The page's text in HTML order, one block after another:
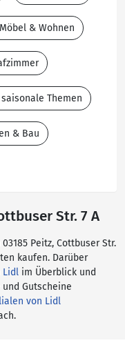
& Wohnen
Themen
& Bau
Str. 7 A
Peitz, Cottbuser Str.
kaufen. Darüber
Lidl im Überblick und
Gutscheine
von Lidl